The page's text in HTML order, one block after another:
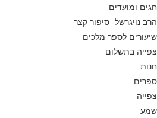
חגים ומועדים
הרב נויגרשל- סיפור קצר
שיעורים לספר מלכים
צפייה בתשלום
חנות
ספרים
צפייה
שמע